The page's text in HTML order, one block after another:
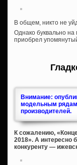
В общем, никто не
Однако буквально на
приобрел
Внимание:
модельным рядам
производителей.
К сожалению,
2018». А интересно
конкуренту —